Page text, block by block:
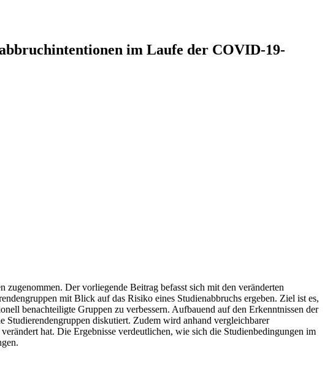
im Laufe der COVID-19-
Der vorliegende Beitrag befasst sich mit den veränderten
mit Blick auf das Risiko eines Studienabbruchs ergeben. Ziel ist es,
benachteiligte Gruppen zu verbessern. Aufbauend auf den Erkenntnissen der
diskutiert. Zudem wird anhand vergleichbarer
hat. Die Ergebnisse verdeutlichen, wie sich die Studienbedingungen im